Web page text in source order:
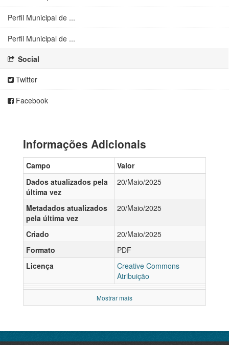
Perfil Municipal de ...
Perfil Municipal de ...
Social
Twitter
Facebook
Informações Adicionais
Campo
Valor
Dados atualizados pela
última vez
20/Maio/2025
Metadados atualizados
pela última vez
20/Maio/2025
Criado
20/Maio/2025
Formato
PDF
Licença
Creative Commons
Atribuição
Mostrar mais